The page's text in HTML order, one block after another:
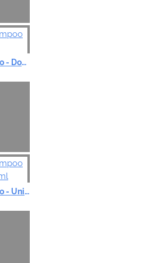
Boony Hond Shampoo - Doodle 300ml
Boony Hond Shampoo - Uni Langhaar 750ml